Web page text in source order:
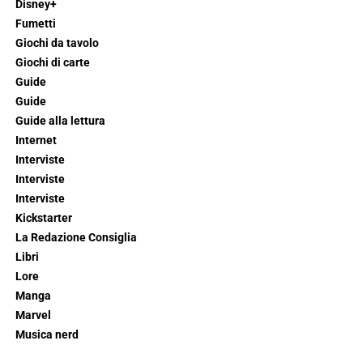
Disney+
Fumetti
Giochi da tavolo
Giochi di carte
Guide
Guide
Guide alla lettura
Internet
Interviste
Interviste
Interviste
Kickstarter
La Redazione Consiglia
Libri
Lore
Manga
Marvel
Musica nerd